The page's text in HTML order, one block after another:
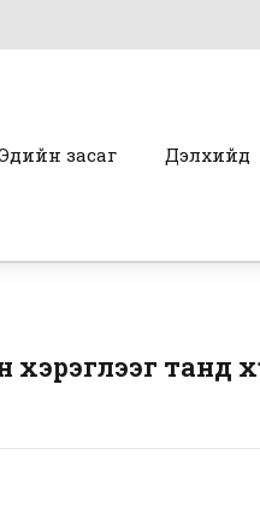
Эдийн засаг Дэлхийд
хэрэглээг танд